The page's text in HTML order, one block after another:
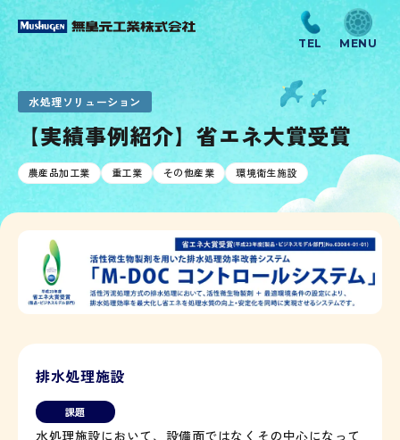
水処理ソリューション
【実績事例紹介】省エネ大賞受賞
農産品加工業 重工業 その他産業 環境衛生施設
排水処理施設
課題
水処理施設において、設備面ではなくその中心になって